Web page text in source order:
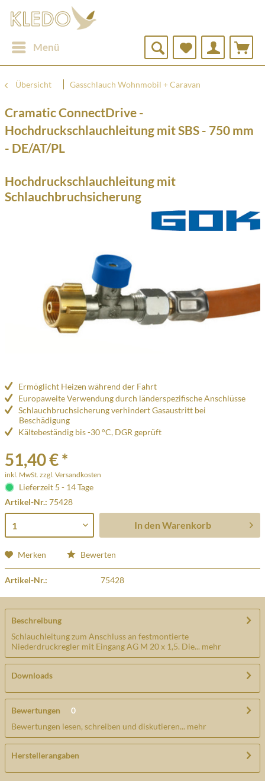
Menü
Übersicht Gasschlauch Wohnmobil + Caravan
Cramatic ConnectDrive -
Hochdruckschlauchleitung mit SBS - 750 mm
- DE/AT/PL
Hochdruckschlauchleitung mit
Schlauchbruchsicherung
Ermöglicht Heizen während der Fahrt
Europaweite Verwendung durch länderspezifische Anschlüsse
Schlauchbruchsicherung verhindert Gasaustritt bei
Beschädigung
Kältebeständig bis -30 °C, DGR geprüft
51,40 € *
inkl. MwSt. zzgl. Versandkosten
Lieferzeit 5 - 14 Tage
Artikel-Nr.: 75428
In den Warenkorb
Merken Bewerten
Artikel-Nr.: 75428
Beschreibung
Schlauchleitung zum Anschluss an festmontierte
Niederdruckregler mit Eingang AG M 20 x 1,5. Die... mehr
Downloads
Bewertungen
0
Bewertungen lesen, schreiben und diskutieren... mehr
Herstellerangaben